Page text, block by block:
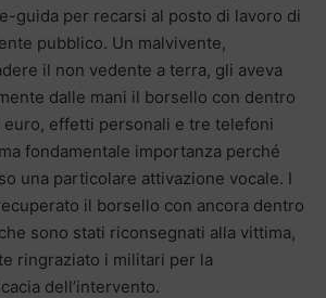
guida per recarsi al posto di lavoro di
pubblico. Un malvivente,
il non vedente a terra, gli aveva
dalle mani il borsello con dentro
euro, effetti personali e tre telefoni
fondamentale importanza perché
una particolare attivazione vocale. I
il borsello con ancora dentro
sono stati riconsegnati alla vittima,
ringraziato i militari per la
dell’intervento.